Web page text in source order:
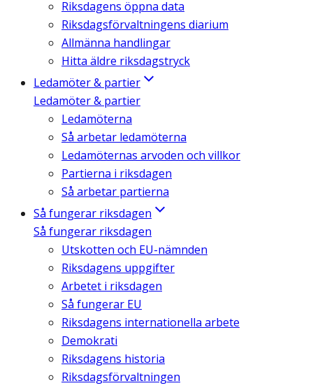
Riksdagens öppna data
Riksdagsförvaltningens diarium
Allmänna handlingar
Hitta äldre riksdagstryck
Ledamöter & partier
Ledamöter & partier
Ledamöterna
Så arbetar ledamöterna
Ledamöternas arvoden och villkor
Partierna i riksdagen
Så arbetar partierna
Så fungerar riksdagen
Så fungerar riksdagen
Utskotten och EU-nämnden
Riksdagens uppgifter
Arbetet i riksdagen
Så fungerar EU
Riksdagens internationella arbete
Demokrati
Riksdagens historia
Riksdagsförvaltningen